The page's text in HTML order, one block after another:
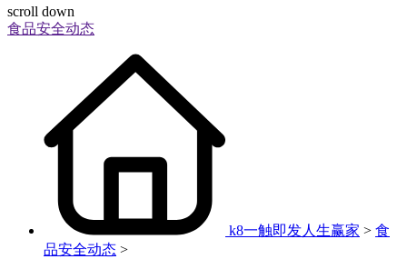
scroll down
食品安全动态
k8一触即发人生赢家 > 食
品安全动态 >